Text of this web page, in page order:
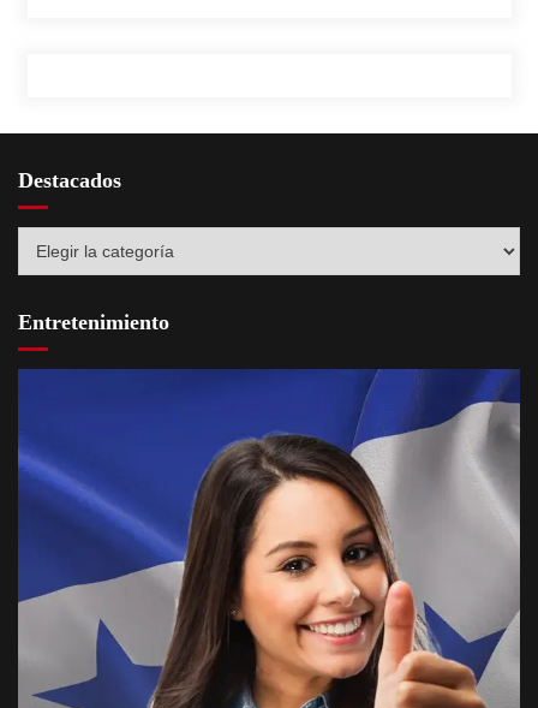
Destacados
Entretenimiento